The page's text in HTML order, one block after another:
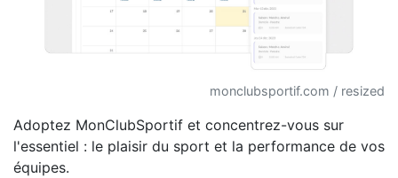
monclubsportif.com / resized
Adoptez MonClubSportif et concentrez-vous sur
l'essentiel : le plaisir du sport et la performance de vos
équipes.